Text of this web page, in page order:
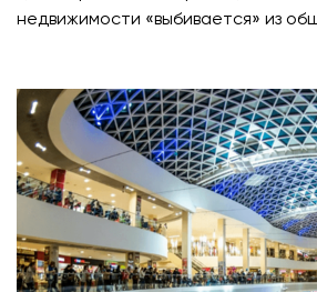
недвижимости «выбивается» из